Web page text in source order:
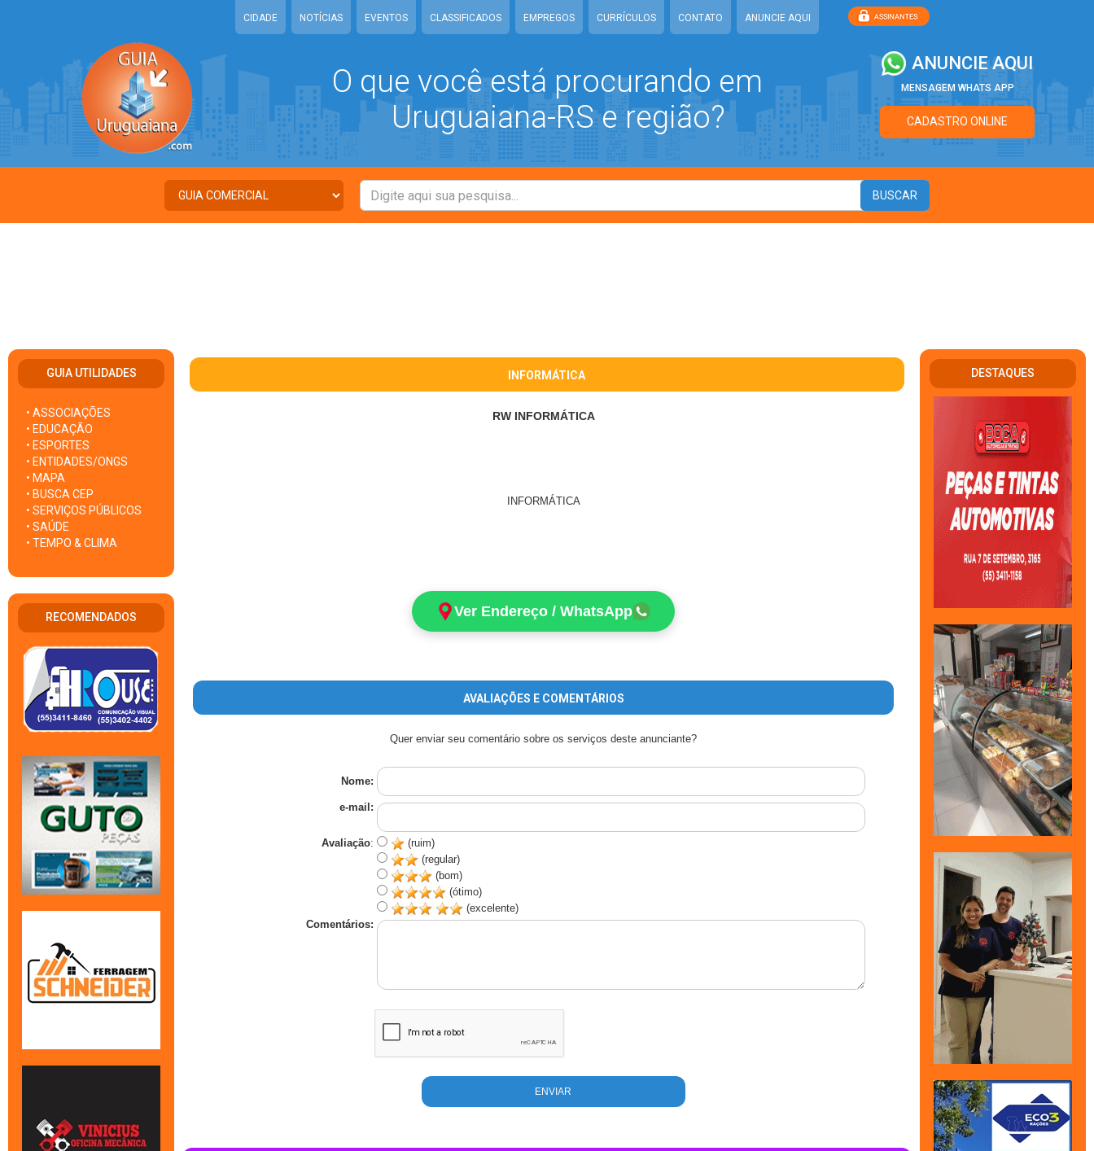
CIDADE NOTÍCIAS EVENTOS CLASSIFICADOS EMPREGOS CURRÍCULOS CONTATO ANUNCIE AQUI
O que você está procurando em
Uruguaiana-RS e região?
ANUNCIE AQUI
MENSAGEM WHATS APP
CADASTRO ONLINE
GUIA UTILIDADES
• ASSOCIAÇÕES
• EDUCAÇÃO
• ESPORTES
• ENTIDADES/ONGS
• MAPA
• BUSCA CEP
• SERVIÇOS PÚBLICOS
• SAÚDE
• TEMPO & CLIMA
RECOMENDADOS
INFORMÁTICA
RW INFORMÁTICA
INFORMÁTICA
Ver Endereço / WhatsApp
AVALIAÇÕES E COMENTÁRIOS
Quer enviar seu comentário sobre os serviços deste anunciante?
Nome:
e-mail:
Avaliação:
(ruim)
(regular)
(bom)
(ótimo)
(excelente)
Comentários:
DESTAQUES